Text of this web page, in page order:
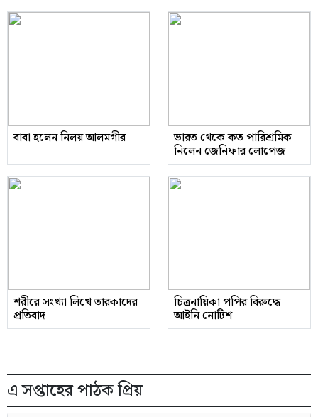
বাবা হলেন নিলয় আলমগীর ভারত থেকে কত পারিশ্রমিক
নিলেন জেনিফার লোপেজ
শরীরে সংখ্যা লিখে তারকাদের
প্রতিবাদ
চিত্রনায়িকা পপির বিরুদ্ধে
আইনি নোটিশ
এ সপ্তাহের পাঠক প্রিয়